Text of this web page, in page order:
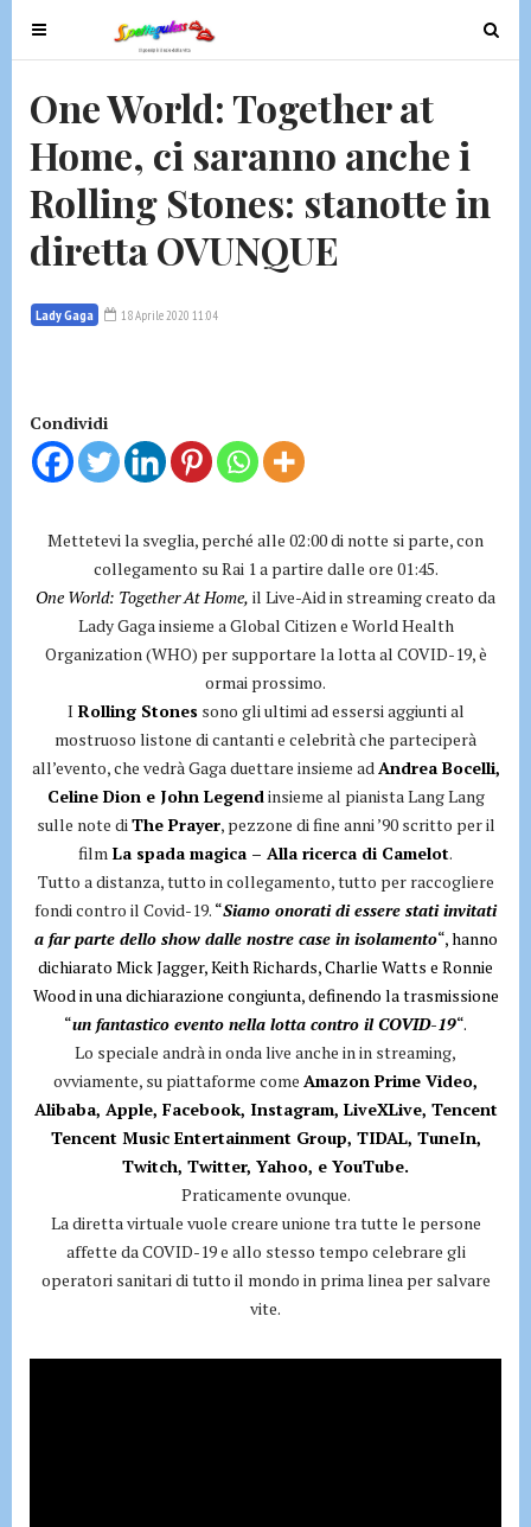
T
o
g
l
e
n
v
g
o
n
T
o
n
One World: Together at
Home, ci saranno anche i
Rolling Stones: stanotte in
diretta OVUNQUE
Lady Gaga 18 Aprile 2020 11:04
Condividi
Mettetevi la sveglia, perché alle 02:00 di notte si parte, con
collegamento su Rai 1 a partire dalle ore 01:45.
One World: Together At Home, il Live-Aid in streaming creato da
Lady Gaga insieme a Global Citizen e World Health
Organization (WHO) per supportare la lotta al COVID-19, è
ormai prossimo.
I Rolling Stones sono gli ultimi ad essersi aggiunti al
mostruoso listone di cantanti e celebrità che parteciperà
all’evento, che vedrà Gaga duettare insieme adAndrea Bocelli,
Celine Dion e John Legendinsieme al pianista Lang Lang
sulle note diThe Prayer, pezzone di fine anni ’90 scritto per il
film La spada magica – Alla ricerca di Camelot.
Tutto a distanza, tutto in collegamento, tutto per raccogliere
fondi contro il Covid-19. “Siamo onorati di essere stati invitati
a far parte dello show dalle nostre case in isolamento“, hanno
dichiarato Mick Jagger, Keith Richards, Charlie Watts e Ronnie
Wood in una dichiarazione congiunta, definendo la trasmissione
“un fantastico evento nella lotta contro il COVID-19“.
Lo speciale andrà in onda live anche in in streaming,
ovviamente, su piattaforme come Amazon Prime Video,
Alibaba, Apple, Facebook, Instagram, LiveXLive, Tencent
Tencent Music Entertainment Group, TIDAL, TuneIn,
Twitch, Twitter, Yahoo, e YouTube.
Praticamente ovunque.
La diretta virtuale vuole creare unione tra tutte le persone
affette da COVID-19 e allo stesso tempo celebrare gli
operatori sanitari di tutto il mondo in prima linea per salvare
vite.